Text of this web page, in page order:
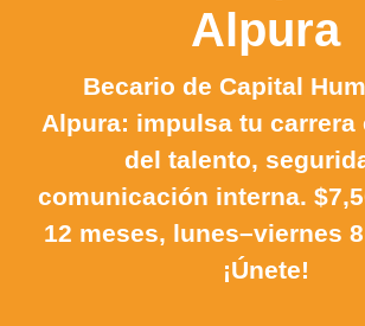
Alpura
Becario de Capital
Alpura: impulsa tu carrera
del talento,
comunicación interna.
12 meses, lunes–viernes
¡Únete!